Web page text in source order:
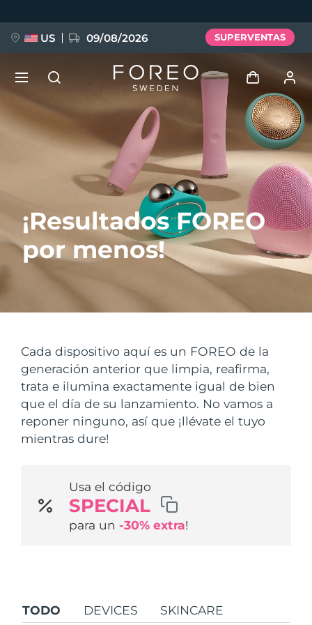
¡Resultados FOREO
por menos!
Cada dispositivo aquí es un FOREO de la
generación anterior que limpia, reafirma,
trata e ilumina exactamente igual de bien
que el día de su lanzamiento. No vamos a
reponer ninguno, así que ¡llévate el tuyo
mientras dure!
Usa el código
SPECIAL
para un -30% extra!
TODO DEVICES SKINCARE
US 09/08/2026 SUPERVENTAS
Iniciar sesión
Perfil de usuario
Mis dispositivos
Mis pedidos
Mis direcciones
Mis suscripciones
NUEVO
FAQ™ Pure Beauty-Tech Elixir
BREAKING NEWS
FAQ™ Dual LED Panel
POPULAR
Sorpresas especiales Superventas
Idioma
Deutsch
Español
Français
Italiano
Português
Svenska
Русский
Türkçe
繁體中文
País de envío
Estados Unidos Entrega prevista 09/08/2026
Reino Unido Entrega prevista08/08/2026
España Entrega prevista 08/08/2026
Alemania Entrega prevista
Australia Entrega prevista